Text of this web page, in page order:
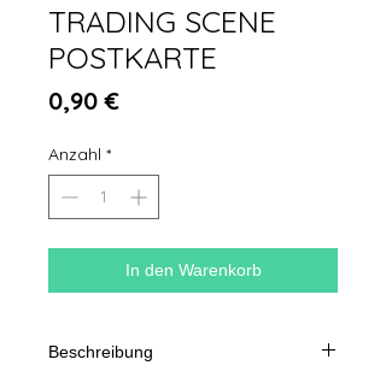
TRADING SCENE
POSTKARTE
0,90 €Preis
Anzahl *
In den Warenkorb
Beschreibung